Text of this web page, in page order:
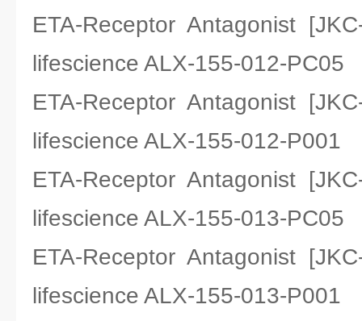
ETA-Receptor Antagonist
lifescience ALX-155-012-PC05
ETA-Receptor Antagonist
lifescience ALX-155-012-P001
ETA-Receptor Antagonist
lifescience ALX-155-013-PC05
ETA-Receptor Antagonist
lifescience ALX-155-013-P001